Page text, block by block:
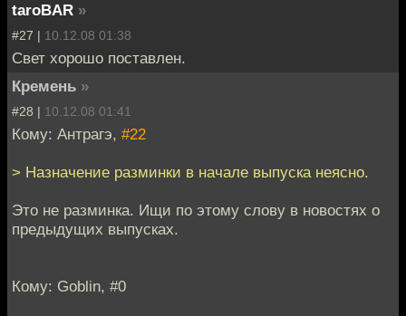
taroBAR »
#27 | 10.12.08 01:38
Свет хорошо поставлен.
Кремень »
#28 | 10.12.08 01:41
Кому: Антрагэ, #22
> Назначение разминки в начале выпуска неясно.
Это не разминка. Ищи по этому слову в новостях о
предыдущих выпусках.
Кому: Goblin, #0